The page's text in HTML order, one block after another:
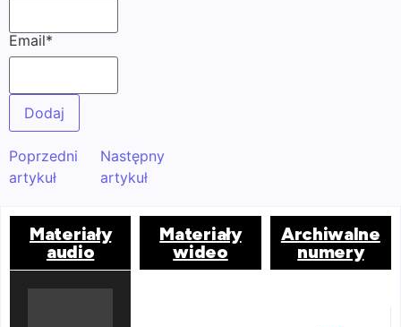
Email*
Poprzedni
artykuł
Następny
artykuł
Materiały
audio
Materiały
wideo
Archiwalne
numery